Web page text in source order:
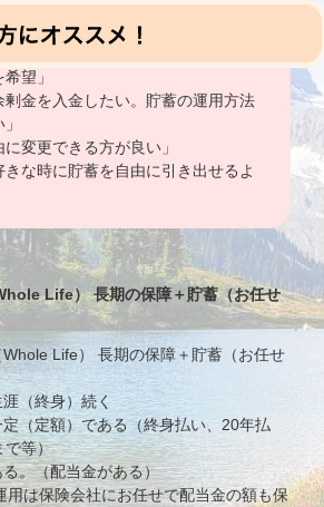
望」
剰金を入金したい。貯蓄の運用方法
に変更できる方が良い」
きな時に貯蓄を自由に引き出せるよ
Life） 長期の保障＋貯蓄（お任せ
Life） 長期の保障＋貯蓄（お任せ
（終身）続く
（定額）である（終身払い、20年払
で等）
。（配当金がある）
用は保険会社にお任せで配当金の額も保